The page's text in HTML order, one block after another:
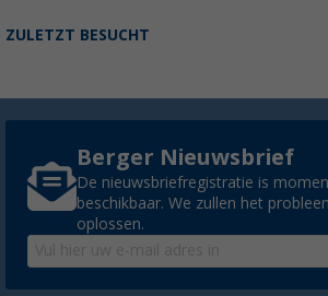
ZULETZT BESUCHT
Berger Nieuwsbrief
De nieuwsbriefregistratie is
beschikbaar. We zullen het
oplossen.